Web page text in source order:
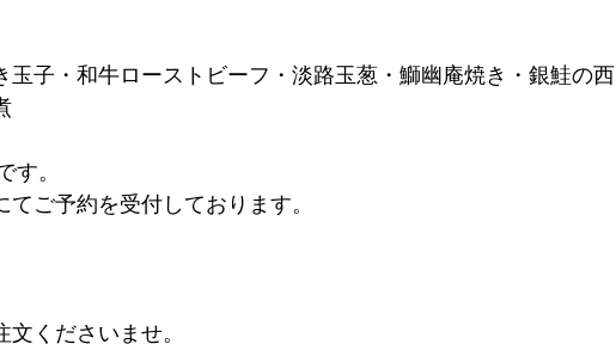
玉子・和牛ローストビーフ・淡路玉葱・鰤幽庵焼き・銀鮭の西
す。
ご予約を受付しております。
くださいませ。